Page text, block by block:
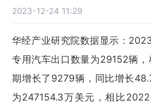
2023-12-24 11:29
华经产业研究院数据显示：
专用汽车出口数量为29152辆
期增长了9279辆，同比增长
为247154.3万美元，相比